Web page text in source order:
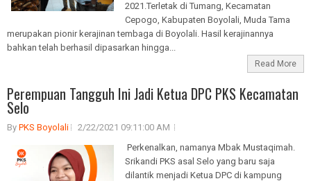
2021.Terletak di Tumang, Kecamatan
Cepogo, Kabupaten Boyolali, Muda Tama
merupakan pionir kerajinan tembaga di Boyolali. Hasil kerajinannya
bahkan telah berhasil dipasarkan hingga...
Read More
Perempuan Tangguh Ini Jadi Ketua DPC PKS Kecamatan
Selo
By PKS Boyolali
2/22/2021 09:11:00 AM
Perkenalkan, namanya Mbak Mustaqimah.
Srikandi PKS asal Selo yang baru saja
dilantik menjadi Ketua DPC di kampung